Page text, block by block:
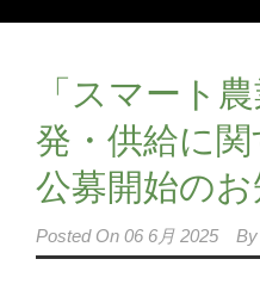
「スマート
発・供給に
公募開始の
Posted On 06 6月 2025